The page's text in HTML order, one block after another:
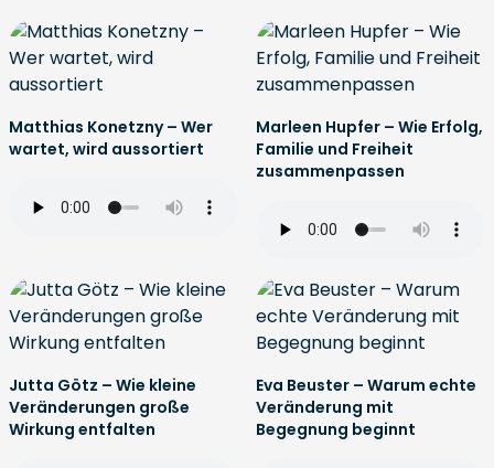
Matthias Konetzny – Wer
wartet, wird aussortiert
Marleen Hupfer – Wie Erfolg,
Familie und Freiheit
zusammenpassen
Jutta Götz – Wie kleine
Veränderungen große
Wirkung entfalten
Eva Beuster – Warum echte
Veränderung mit
Begegnung beginnt